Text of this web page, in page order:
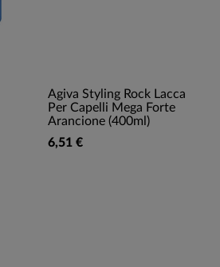
Agiva Styling Rock Lacca
Per Capelli Mega Forte
Arancione (400ml)
6,51 €